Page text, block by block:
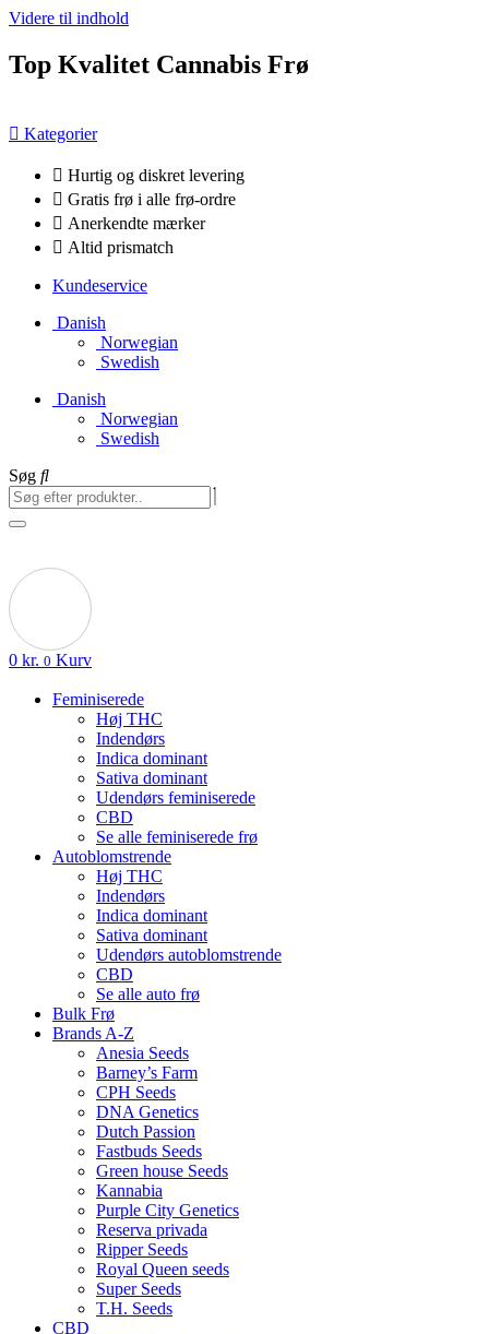
Videre til indhold
Top Kvalitet Cannabis Frø
Kategorier
Hurtig og diskret levering
Gratis frø i alle frø-ordre
Anerkendte mærker
Altid prismatch
Kundeservice
Danish
Norwegian
Swedish
Danish
Norwegian
Swedish
Søg
0 kr. 0 Kurv
Feminiserede
Høj THC
Indendørs
Indica dominant
Sativa dominant
Udendørs feminiserede
CBD
Se alle feminiserede frø
Autoblomstrende
Høj THC
Indendørs
Indica dominant
Sativa dominant
Udendørs autoblomstrende
CBD
Se alle auto frø
Bulk Frø
Brands A-Z
Anesia Seeds
Barney’s Farm
CPH Seeds
DNA Genetics
Dutch Passion
Fastbuds Seeds
Green house Seeds
Kannabia
Purple City Genetics
Reserva privada
Ripper Seeds
Royal Queen seeds
Super Seeds
T.H. Seeds
CBD